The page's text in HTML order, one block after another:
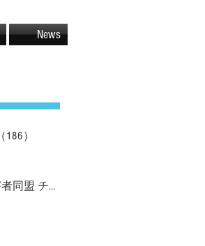
News
（186）
★【Youtube】SS被害者同盟 チャネル